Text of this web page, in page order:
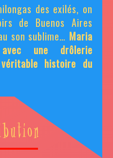
des exilés, on
de Buenos Aires
son sublime… Maria
une drôlerie
histoire du